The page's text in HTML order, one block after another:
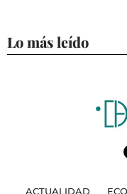
FARMACIAS
CLUB
Lo más leído
ACTUALIDAD